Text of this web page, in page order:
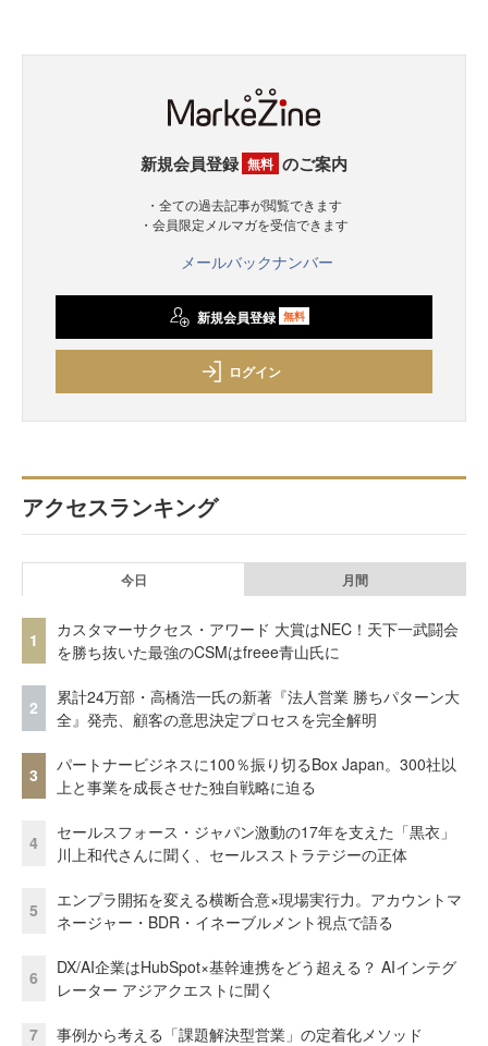
新規会員登録 無料 のご案内
・全ての過去記事が閲覧できます
・会員限定メルマガを受信できます
メールバックナンバー
新規会員登録 無料
ログイン
アクセスランキング
今日 月間
1
カスタマーサクセス・アワード 大賞はNEC！天下一武闘会
を勝ち抜いた最強のCSMはfreee青山氏に
2
累計24万部・高橋浩一氏の新著『法人営業 勝ちパターン大
全』発売、顧客の意思決定プロセスを完全解明
3
パートナービジネスに100％振り切るBox Japan。300社以
上と事業を成長させた独自戦略に迫る
4
セールスフォース・ジャパン激動の17年を支えた「黒衣」
川上和代さんに聞く、セールスストラテジーの正体
5
エンプラ開拓を変える横断合意×現場実行力。アカウントマ
ネージャー・BDR・イネーブルメント視点で語る
6
DX/AI企業はHubSpot×基幹連携をどう超える？ AIインテグ
レーター アジアクエストに聞く
7 事例から考える「課題解決型営業」の定着化メソッド